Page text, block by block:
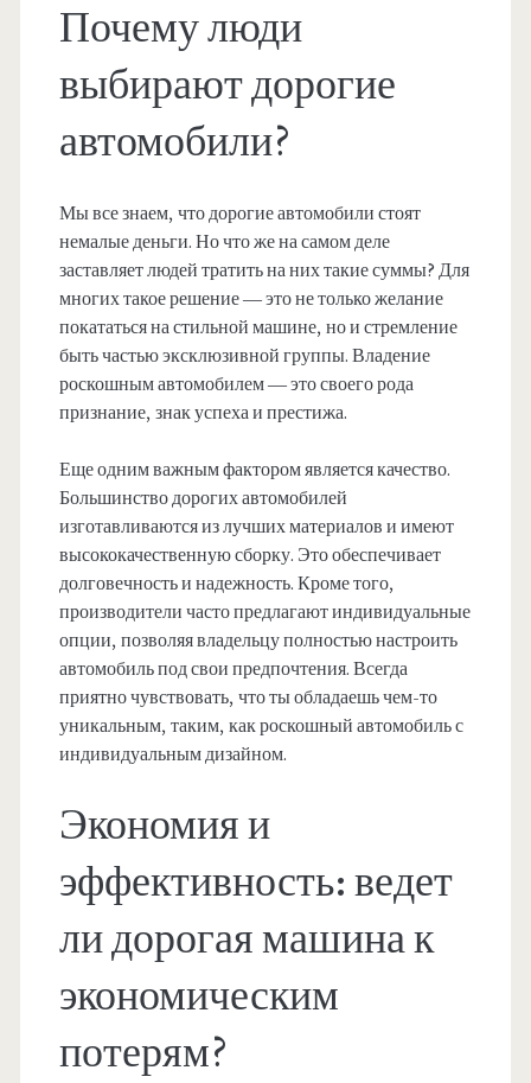
Почему люди
выбирают дорогие
автомобили?
Мы все знаем, что дорогие автомобили стоят
немалые деньги. Но что же на самом деле
заставляет людей тратить на них такие суммы? Для
многих такое решение — это не только желание
покататься на стильной машине, но и стремление
быть частью эксклюзивной группы. Владение
роскошным автомобилем — это своего рода
признание, знак успеха и престижа.
Еще одним важным фактором является качество.
Большинство дорогих автомобилей
изготавливаются из лучших материалов и имеют
высококачественную сборку. Это обеспечивает
долговечность и надежность. Кроме того,
производители часто предлагают индивидуальные
опции, позволяя владельцу полностью настроить
автомобиль под свои предпочтения. Всегда
приятно чувствовать, что ты обладаешь чем-то
уникальным, таким, как роскошный автомобиль с
индивидуальным дизайном.
Экономия и
эффективность: ведет
ли дорогая машина к
экономическим
потерям?